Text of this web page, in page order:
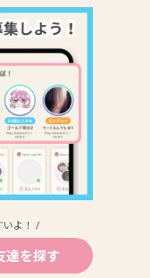
いよ！ /
達を探す